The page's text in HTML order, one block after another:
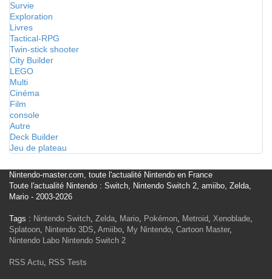
Survie
Exploration
Livres
Tactical-RPG
Twin-stick shooter
City Builder
LEGO
Multi
Cinéma
Film
console
Autre
Deck Builder
Jeu de plateau
Nintendo-master.com, toute l'actualité Nintendo en France
Toute l'actualité Nintendo : Switch, Nintendo Switch 2, amiibo, Zelda,
Mario - 2003-2026
Tags : Nintendo Switch, Zelda, Mario, Pokémon, Metroid, Xenoblade,
Splatoon, Nintendo 3DS, Amiibo, My Nintendo, Cartoon Master,
Nintendo Labo Nintendo Switch 2
RSS Actu, RSS Tests